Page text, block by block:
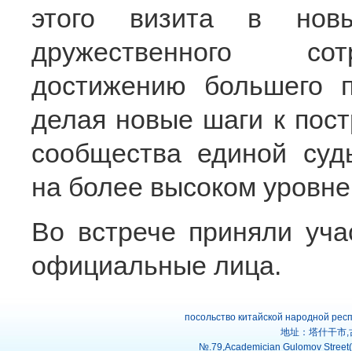
этого визита в
дружественного
достижению большего
делая новые шаги к
сообщества единой
на более высоком
Во встрече приняли
официальные лица.
посольство китайской народной
地址：塔什干市
№.79,Academician Gulomov